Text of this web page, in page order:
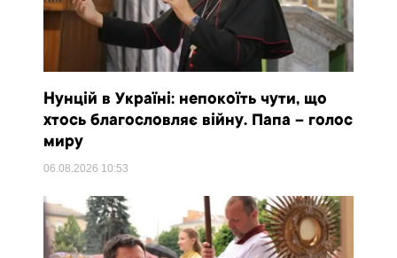
Нунцій в Україні: непокоїть чути, що
хтось благословляє війну. Папа – голос
миру
06.08.2026 10:53